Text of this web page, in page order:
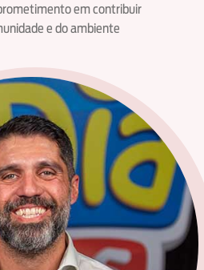
em contribuir
e do ambiente